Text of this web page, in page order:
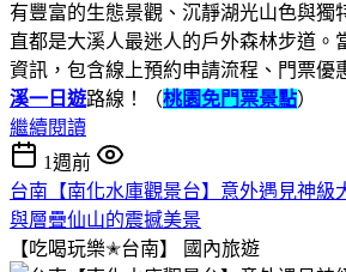
有豐富的生態景觀、沉靜湖光山色與獨
直都是大溪人最迷人的戶外森林步道。
資訊，包含線上預約申請流程、門票優
溪一日遊路線！（桃園免門票景點）
繼續閱讀
1週前
台南【南化水庫觀景台】意外遇見神級
與層疊仙山的震撼美景
【吃喝玩樂✭台南】
國內旅遊